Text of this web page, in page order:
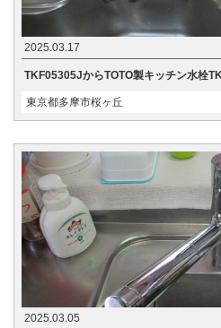
2025.03.17
TKF05305JからTOTO製キッチン水栓
東京都多摩市桜ヶ丘
2025.03.05